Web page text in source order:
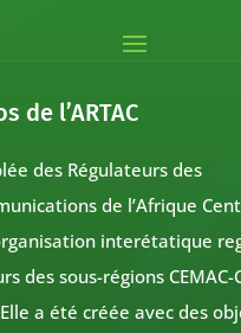
de l’ARTAC
des Régulateurs des
de l’Afrique
interétatique
des sous-régions CEMAC-
Elle a été créée avec des